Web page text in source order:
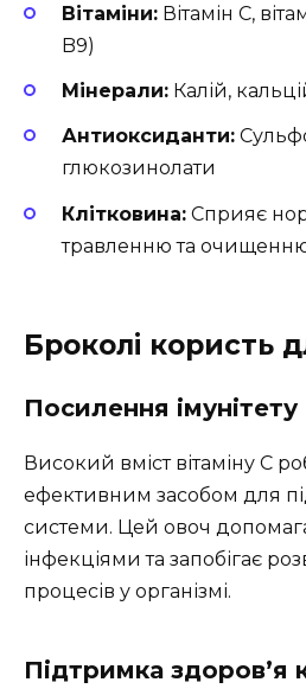
Вітаміни: Вітамін С,
B9)
Мінерали: Калій,
Антиоксиданти:
глюкозинолати
Клітковина: Сприяє
травленню та
Броколі користь
Посилення імунітету
Високий вміст вітаміну С
ефективним засобом для
системи. Цей овоч
інфекціями та запобігає
процесів у організмі.
Підтримка здоров’я